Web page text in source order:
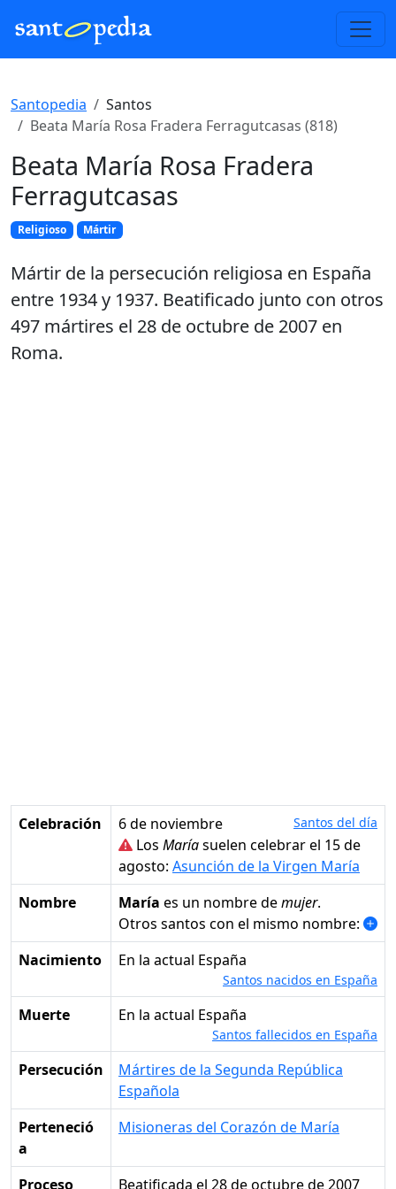
Santopedia
Santos
Beata María Rosa Fradera Ferragutcasas (818)
Beata María Rosa Fradera
Ferragutcasas
Religioso Mártir
Mártir de la persecución religiosa en España
entre 1934 y 1937. Beatificado junto con otros
497 mártires el 28 de octubre de 2007 en
Roma.
Celebración 6 de noviembre Santos del día
Los Maríasuelen celebrar el 15 de
agosto: Asunción de la Virgen María
Nombre
María es un nombre demujer.
Otros santos con el mismo nombre:
Nacimiento
en la actual España
Santos nacidos en España
Muerte en la actual España
Santos fallecidos en España
Persecución
Mártires de la Segunda República
Española
Perteneció
a
Misioneras del Corazón de María
Proceso Beatificada el 28 de octubre de 2007